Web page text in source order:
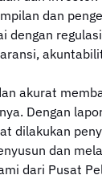
dan
dengan
akurat
Dengan
dilakukan
dan
dari Pusat